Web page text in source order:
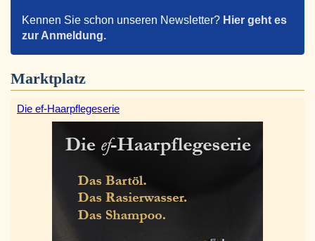
Kennen Sie schon unseren Newsletter? Hier geht es
zur Anmeldung.
Marktplatz
Die ef-Haarpflegeserie